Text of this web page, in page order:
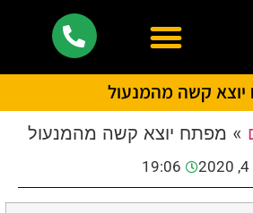
קשה מהמנעול
» מפתח יוצא קשה מהמנעול
19:06